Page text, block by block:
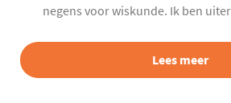
negens voor wiskunde. Ik ben
Lees meer